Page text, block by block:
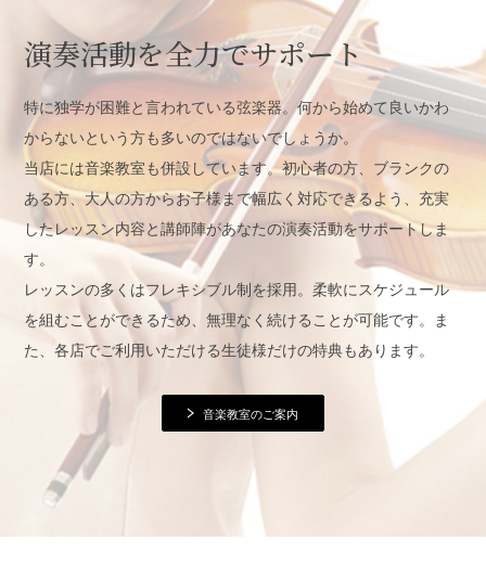
演奏活動を全力でサポート
特に独学が困難と言われている弦楽器。何から始めて良いかわ
からないという方も多いのではないでしょうか。
当店には音楽教室も併設しています。初心者の方、ブランクの
ある方、大人の方からお子様まで幅広く対応できるよう、充実
したレッスン内容と講師陣があなたの演奏活動をサポートしま
す。
レッスンの多くはフレキシブル制を採用。柔軟にスケジュール
を組むことができるため、無理なく続けることが可能です。ま
た、各店でご利用いただける生徒様だけの特典もあります。
音楽教室のご案内